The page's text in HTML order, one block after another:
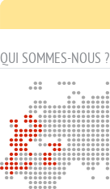
QUI SOMMES-NOUS ?